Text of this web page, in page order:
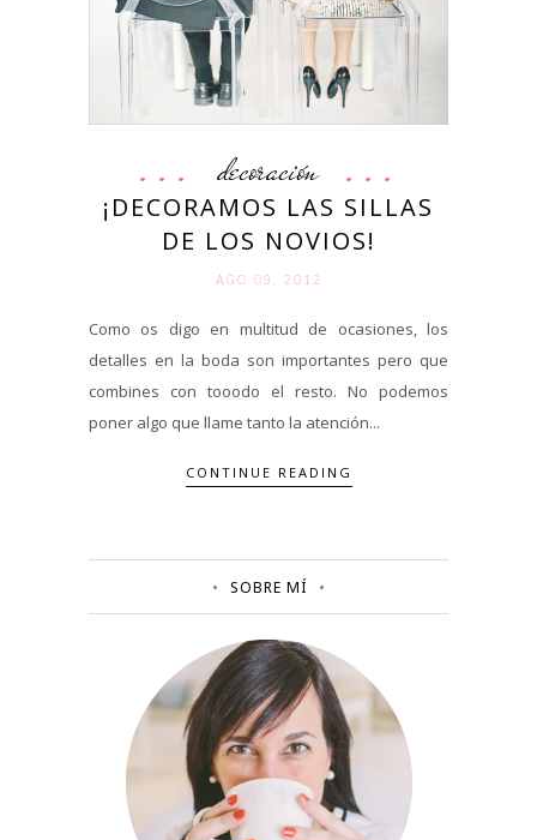
decoración
¡DECORAMOS LAS SILLAS
DE LOS NOVIOS!
AGO 09. 2012
Como os digo en multitud de ocasiones, los
detalles en la boda son importantes pero que
combines con tooodo el resto. No podemos
poner algo que llame tanto la atención...
CONTINUE READING
SOBRE MÍ